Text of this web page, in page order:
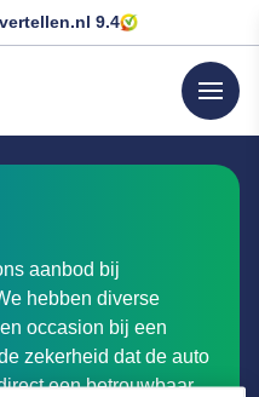
9.4
menu
aanbod bij
hebben diverse
occasion bij een
zekerheid dat de auto
een betrouwbaar